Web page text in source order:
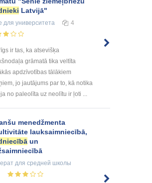
Latvijā"
для университета 4
ir tas, ka atsevišķa
grāmatā tika veltīta
apdzīvotības tālākiem
jo jautājums par to, kā notika
no paleolīta uz neolītu ir ļoti ...
menedžmenta
lauksaimniecībā,
un
для средней школы